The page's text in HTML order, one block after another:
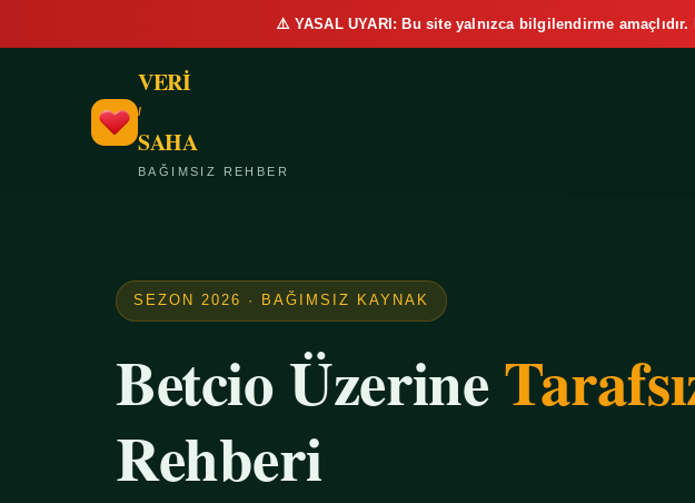
⚠️ YASAL UYARI: Bu site yalnızca bilgilendirme
VERİ
/
SAHA
BAĞIMSIZ REHBER
SEZON 2026 · BAĞIMSIZ KAYNAK
Betcio Üzerine
Rehberi